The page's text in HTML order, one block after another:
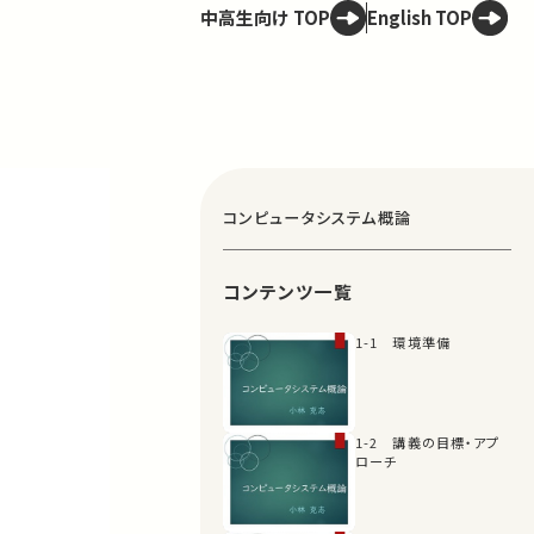
中高生向け TOP English TOP
コンピュータシステム概論
コンテンツ一覧
1-1 環境準備
1-2 講義の目標・アプ
ローチ